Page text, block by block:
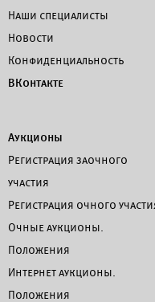
Наши специалисты
Новости
Конфиденциальность
ВКонтакте
Аукционы
Регистрация заочного
участия
Регистрация очного
Очные аукционы.
Положения
Интернет аукционы.
Положения